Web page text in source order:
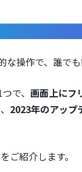
操作で、誰で
で、 画面上にフ
2023年のアップ
ご紹介します。